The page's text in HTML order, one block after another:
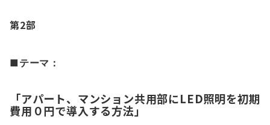
第2部
■テーマ：
「アパート、マンション共用部にLED照明を初期
費用０円で導入する方法」